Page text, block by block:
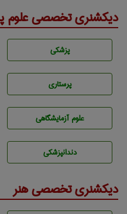
دیکشنری تخصصی علوم
پزشكی
پرستاری
علوم آزمايشگاهی
دندانپزشكی
دیکشنری تخصصی هنر